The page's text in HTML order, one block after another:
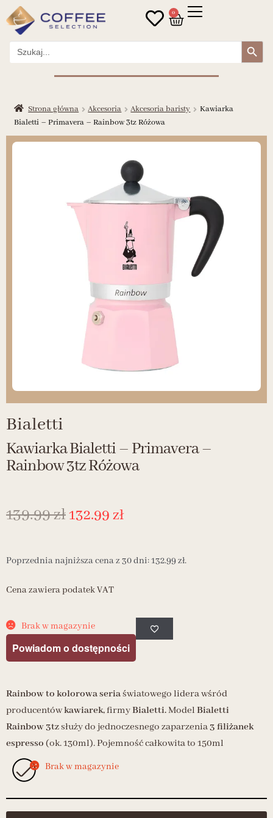
0
Search
for:
Search Button
Strona główna Akcesoria Akcesoria baristy
Kawiarka
Bialetti – Primavera – Rainbow 3tz Różowa
Bialetti
Kawiarka Bialetti – Primavera –
Rainbow 3tz Różowa
139.99zł132.99zł
Poprzednia najniższa cena z 30 dni:132.99zł.
Cena zawiera podatek VAT
Brak w magazynie
Powiadom o dostępności
Rainbow to kolorowa seriaświatowego lidera wśród
producentówkawiarek,firmyBialetti.Model Bialetti
Rainbow 3tzsłuży do jednoczesnego zaparzenia3 filiżanek
espresso (ok. 130ml). Pojemność całkowita to 150ml
Brak w magazynie